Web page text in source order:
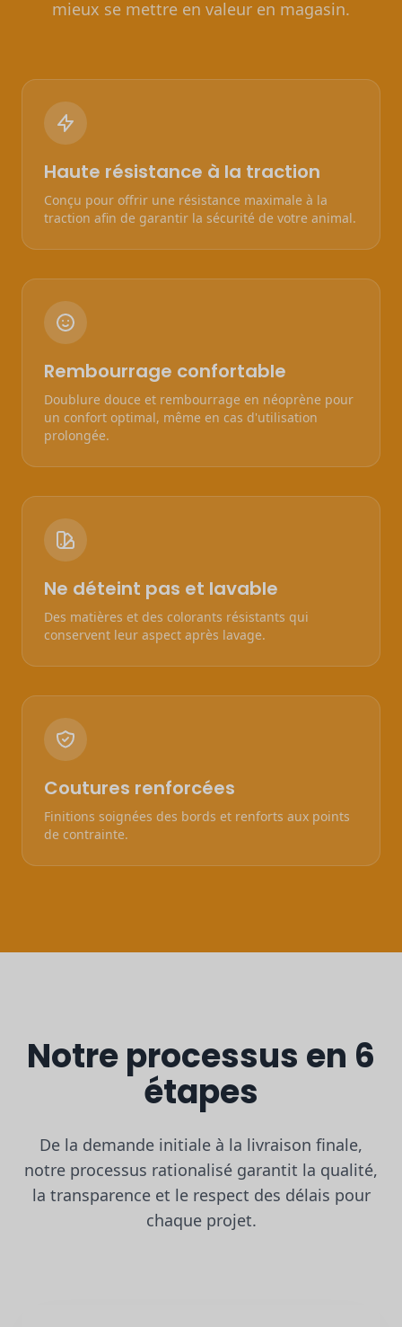
mieux se mettre en valeur en magasin.
Haute résistance à la traction
Conçu pour offrir une résistance maximale à la
traction afin de garantir la sécurité de votre animal.
Rembourrage confortable
Doublure douce et rembourrage en néoprène pour
un confort optimal, même en cas d'utilisation
prolongée.
Ne déteint pas et lavable
Des matières et des colorants résistants qui
conservent leur aspect après lavage.
Coutures renforcées
Finitions soignées des bords et renforts aux points
de contrainte.
Notre processus en 6
étapes
De la demande initiale à la livraison finale,
notre processus rationalisé garantit la qualité,
la transparence et le respect des délais pour
chaque projet.